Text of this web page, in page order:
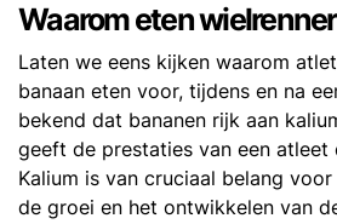
Waarom eten
Laten we eens kijken waarom
banaan eten voor, tijdens en na
bekend dat bananen rijk aan
geeft de prestaties van een atleet
Kalium is van cruciaal belang
de groei en het ontwikkelen van